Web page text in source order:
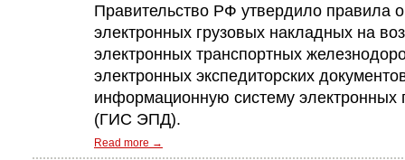
Правительство РФ утвердило правила
электронных грузовых накладных на
электронных транспортных
электронных экспедиторских
информационную систему электронных
(ГИС ЭПД).
Read more →